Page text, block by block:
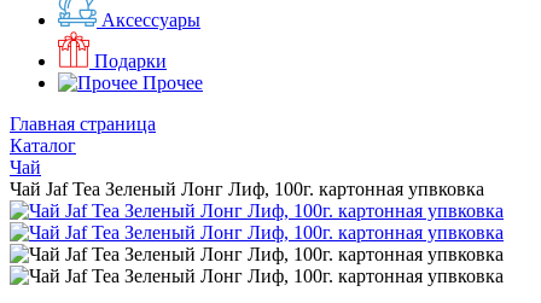
Аксессуары
Подарки
Прочее
Главная страница
Каталог
Чай
Чай Jaf Tea Зеленый Лонг Лиф, 100г. картонная упвковка